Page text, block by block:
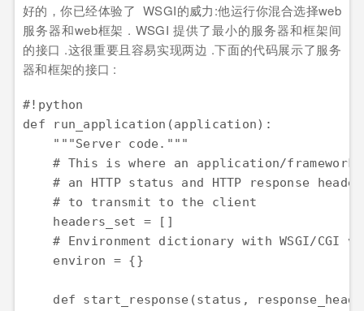
好的，你已经体验了 WSGI的威力:他运行你混合选择web
服务器和web框架 . WSGI 提供了最小的服务器和框架间
的接口 .这很重要且容易实现两边 .下面的代码展示了服务
器和框架的接口 :
#!python
def run_application(application):
    """Server code."""
# This is where an application/framework
# an HTTP status and HTTP response
    # to transmit to the client
    headers_set = []
# Environment dictionary with WSGI/CGI
    environ = {}
def start_response(status,